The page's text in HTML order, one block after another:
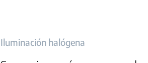
Iluminación halógena